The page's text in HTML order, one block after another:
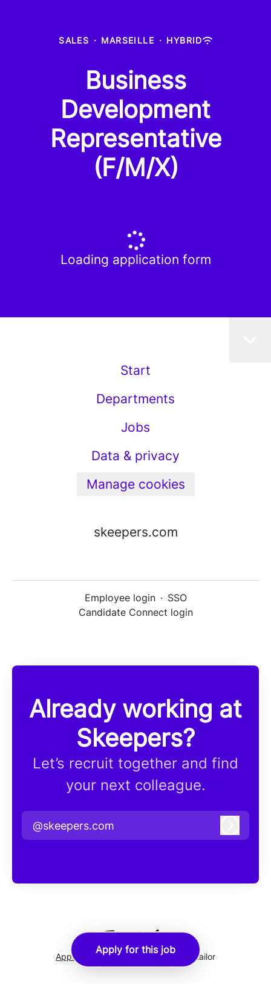
Apply for this job
SALES · MARSEILLE · HYBRID
Business
Development
Representative
(F/M/X)
Loading application form
Start
Departments
Jobs
Data & privacy
Manage cookies
skeepers.com
Employee login · SSO
Candidate Connect login
Already working at
Skeepers?
Let’s recruit together and find
your next colleague.
@skeepers.com
Applicant tracking system by Teamtailor